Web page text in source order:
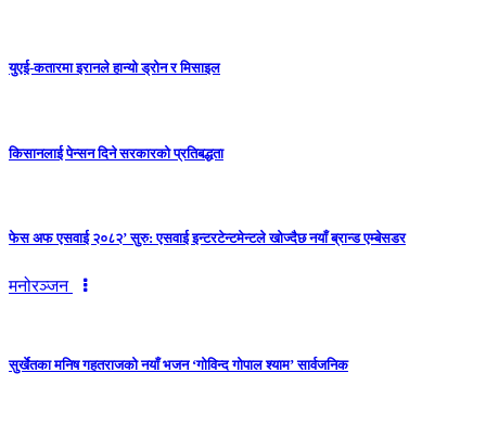
युएई-कतारमा इरानले हान्यो ड्रोन र मिसाइल
किसानलाई पेन्सन दिने सरकारको प्रतिबद्धता
फेस अफ एसवाई २०८२’ सुरु: एसवाई इन्टरटेन्टमेन्टले खोज्दैछ नयाँ ब्रान्ड एम्बेसडर
मनोरञ्जन
सुर्खेतका मनिष गहतराजको नयाँ भजन ‘गोविन्द गोपाल श्याम’ सार्वजनिक